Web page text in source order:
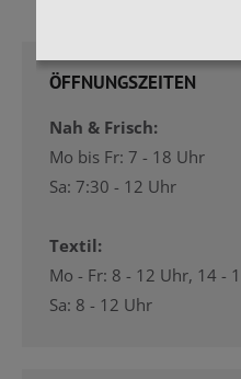
ÖFFNUNGSZEITEN
Nah & Frisch:
Mo bis Fr: 7 - 18 Uhr
Sa: 7:30 - 12 Uhr
Textil:
Mo - Fr: 8 - 12 Uhr, 14 -
Sa: 8 - 12 Uhr